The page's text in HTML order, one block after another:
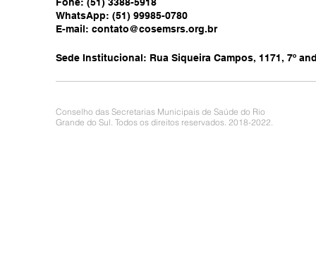
Fone: (51) 3388-5918
WhatsApp: (51) 99985-0780
E-mail: contato@cosemsrs.org.br
Sede Institucional: Rua Siqueira Campos, 1171, 7º
Conselho das Secretarias Municipais de Saúde do Rio
Grande do Sul. Todos os direitos reservados. 2018-2022.